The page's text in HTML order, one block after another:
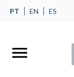
PT EN ES